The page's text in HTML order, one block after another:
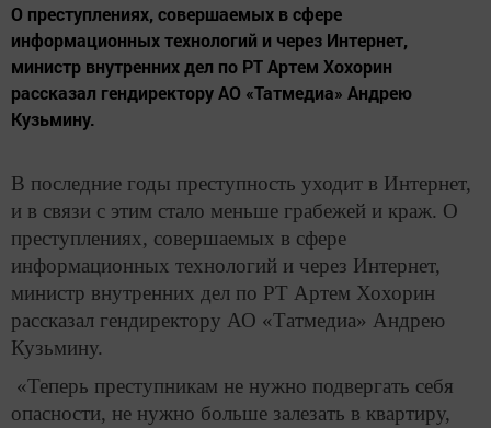
​​​​​​​О преступлениях, совершаемых в сфере
информационных технологий и через Интернет,
министр внутренних дел по РТ Артем Хохорин
рассказал гендиректору АО «Татмедиа» Андрею
Кузьмину.
В последние годы преступность уходит в Интернет,
и в связи с этим стало меньше грабежей и краж. О
преступлениях, совершаемых в сфере
информационных технологий и через Интернет,
министр внутренних дел по РТ Артем Хохорин
рассказал гендиректору АО «Татмедиа» Андрею
Кузьмину.
«Теперь преступникам не нужно подвергать себя
опасности, не нужно больше залезать в квартиру,